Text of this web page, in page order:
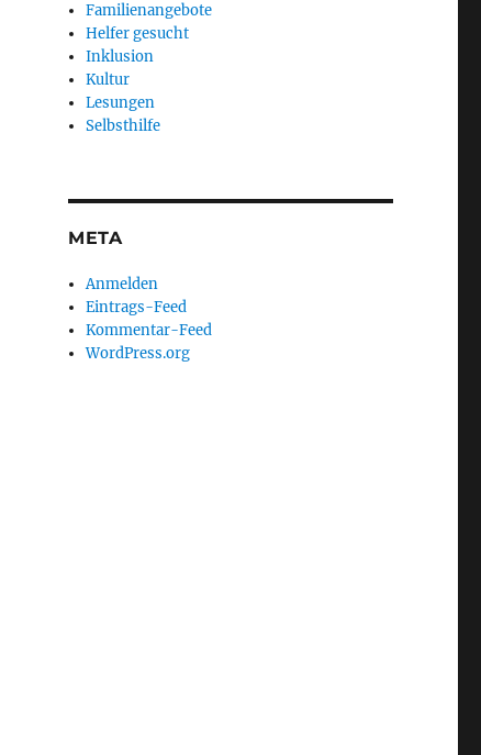
Familienangebote
Helfer gesucht
Inklusion
Kultur
Lesungen
Selbsthilfe
META
Anmelden
Eintrags-Feed
Kommentar-Feed
WordPress.org